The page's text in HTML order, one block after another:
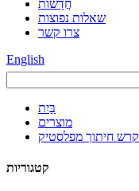
חֲדָשׁוֹת
שאלות נפוצות
צרו קשר
English
בַּיִת
מוצרים
קרש חיתוך מפלסטיק
קטגוריות